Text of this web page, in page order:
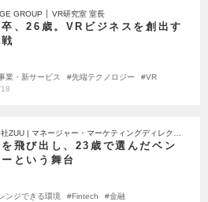
GROUP │ VR研究室 室長
、26歳。VRビジネスを創出す
業・新サービス 先端テクノロジー
VR
ZUU | マネージャー・マーケティングディレクタ
飛び出し、23歳で選んだベン
という舞台
ンジできる環境 Fintech
金融